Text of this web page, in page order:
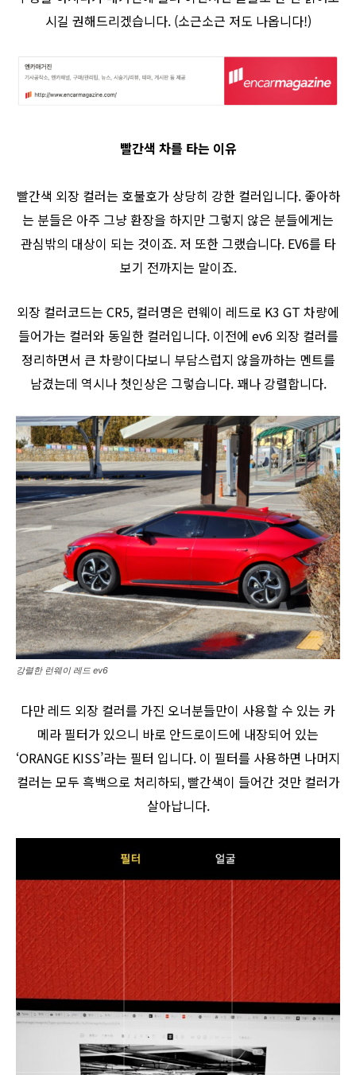
시길 권해드리겠습니다. (소근소근 저도 나옵니다!)
빨간색 차를 타는 이유
빨간색 외장 컬러는 호불호가 상당히 강한 컬러입니다. 좋아하
는 분들은 아주 그냥 환장을 하지만 그렇지 않은 분들에게는
관심밖의 대상이 되는 것이죠. 저 또한 그랬습니다. EV6를 타
보기 전까지는 말이죠.
외장 컬러코드는 CR5, 컬러명은 런웨이 레드로 K3 GT 차량에
들어가는 컬러와 동일한 컬러입니다. 이전에 ev6 외장 컬러를
정리하면서 큰 차량이다보니 부담스럽지 않을까하는 멘트를
남겼는데 역시나 첫인상은 그렇습니다. 꽤나 강렬합니다.
강렬한 런웨이 레드 ev6
다만 레드 외장 컬러를 가진 오너분들만이 사용할 수 있는 카
메라 필터가 있으니 바로 안드로이드에 내장되어 있는
‘ORANGE KISS’라는 필터 입니다. 이 필터를 사용하면 나머지
컬러는 모두 흑백으로 처리하되, 빨간색이 들어간 것만 컬러가
살아납니다.